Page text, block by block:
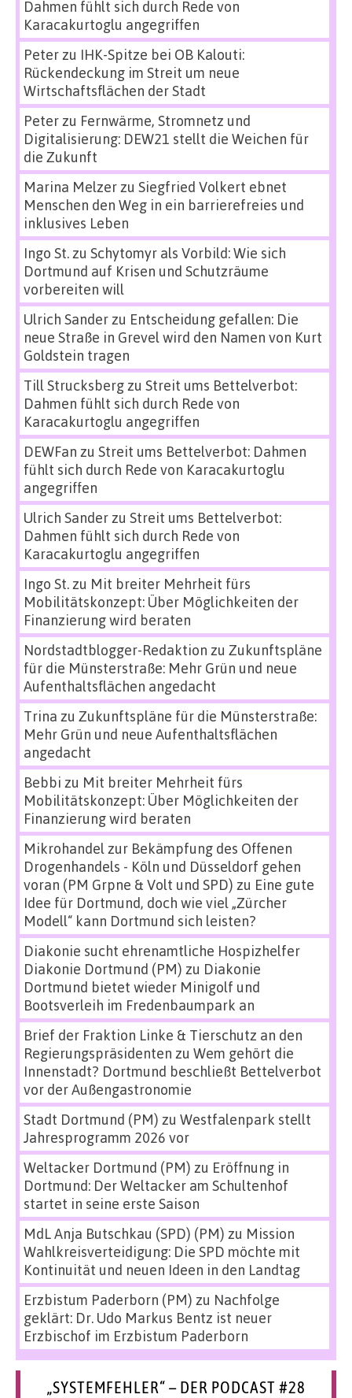
Dahmen fühlt sich durch Rede von
Karacakurtoglu angegriffen
Peterzu IHK-Spitze bei OB Kalouti:
Rückendeckung im Streit um neue
Wirtschaftsflächen der Stadt
Peterzu Fernwärme, Stromnetz und
Digitalisierung: DEW21 stellt die Weichen für
die Zukunft
Marina Melzerzu Siegfried Volkert ebnet
Menschen den Weg in ein barrierefreies und
inklusives Leben
Ingo St.zu Schytomyr als Vorbild: Wie sich
Dortmund auf Krisen und Schutzräume
vorbereiten will
Ulrich Sanderzu Entscheidung gefallen: Die
neue Straße in Grevel wird den Namen von Kurt
Goldstein tragen
Till Strucksbergzu Streit ums Bettelverbot:
Dahmen fühlt sich durch Rede von
Karacakurtoglu angegriffen
DEWFan zu Streit ums Bettelverbot: Dahmen
fühlt sich durch Rede von Karacakurtoglu
angegriffen
Ulrich Sanderzu Streit ums Bettelverbot:
Dahmen fühlt sich durch Rede von
Karacakurtoglu angegriffen
Ingo St.zu Mit breiter Mehrheit fürs
Mobilitätskonzept: Über Möglichkeiten der
Finanzierung wird beraten
Nordstadtblogger-Redaktion zu Zukunftspläne
für die Münsterstraße: Mehr Grün und neue
Aufenthaltsflächen angedacht
Trina zu Zukunftspläne für die Münsterstraße:
Mehr Grün und neue Aufenthaltsflächen
angedacht
Bebbi zu Mit breiter Mehrheit fürs
Mobilitätskonzept: Über Möglichkeiten der
Finanzierung wird beraten
Mikrohandel zur Bekämpfung des Offenen
Drogenhandels - Köln und Düsseldorf gehen
voran (PM Grpne & Volt und SPD) zu Eine gute
Idee für Dortmund, doch wie viel „Zürcher
Modell“ kann Dortmund sich leisten?
Diakonie sucht ehrenamtliche Hospizhelfer
Diakonie Dortmund (PM) zu Diakonie
Dortmund bietet wieder Minigolf und
Bootsverleih im Fredenbaumpark an
Brief der Fraktion Linke & Tierschutz an den
Regierungspräsidenten zu Wem gehört die
Innenstadt? Dortmund beschließt Bettelverbot
vor der Außengastronomie
Stadt Dortmund (PM) zu Westfalenpark stellt
Jahresprogramm 2026 vor
Weltacker Dortmund (PM) zu Eröffnung in
Dortmund: Der Weltacker am Schultenhof
startet in seine erste Saison
MdL Anja Butschkau (SPD) (PM) zu Mission
Wahlkreisverteidigung: Die SPD möchte mit
Kontinuität und neuen Ideen in den Landtag
Erzbistum Paderborn (PM) zu Nachfolge
geklärt: Dr. Udo Markus Bentz ist neuer
Erzbischof im Erzbistum Paderborn
„SYSTEMFEHLER“ – DER PODCAST #28